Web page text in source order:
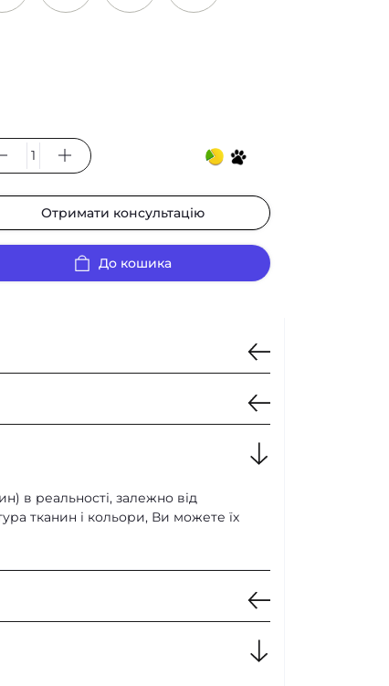
Отримати консультацію
До кошика
/ Висота 780 мм
в реальності, залежно від
тканин і кольори, Ви можете їх